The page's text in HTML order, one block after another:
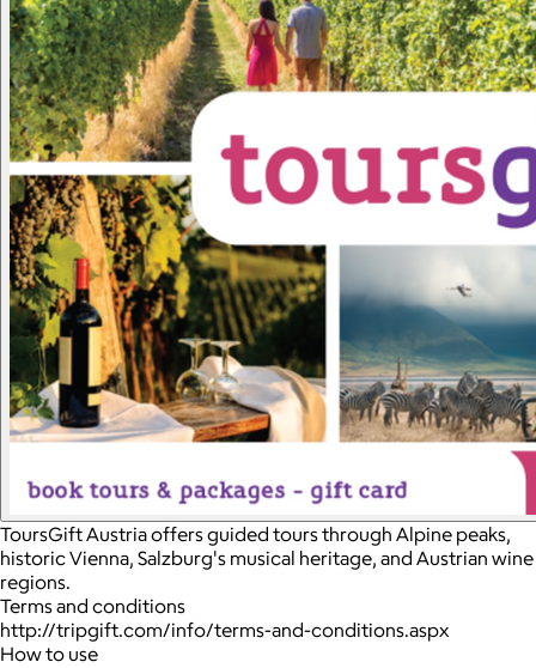
ToursGift Austria offers guided tours through Alpine peaks,
historic Vienna, Salzburg's musical heritage, and Austrian wine
regions.
Terms and conditions
http://tripgift.com/info/terms-and-conditions.aspx
How to use